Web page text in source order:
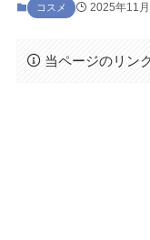
コスメ 2025年11
当ページのリン